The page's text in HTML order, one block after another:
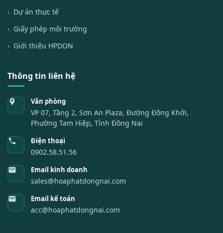
Dự án thực tế
Giấy phép môi trường
Giới thiệu HPDON
Thông tin liên hệ
Văn phòng
VP 07, Tầng 2, Sơn An Plaza, Đường Đồng Khởi,
Phường Tam Hiệp, Tỉnh Đồng Nai
Điện thoại
0902.58.51.56
Email kinh doanh
sales@hoaphatdongnai.com
Email kế toán
acc@hoaphatdongnai.com